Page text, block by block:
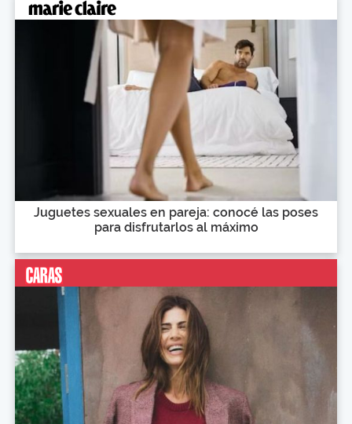
Juguetes sexuales en pareja: conocé las poses
para disfrutarlos al máximo